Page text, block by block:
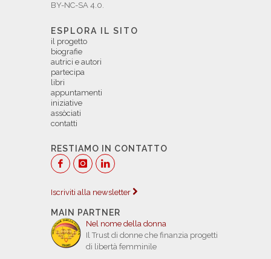
BY-NC-SA 4.0.
ESPLORA IL SITO
il progetto
biografie
autrici e autori
partecipa
libri
appuntamenti
iniziative
assòciati
contatti
RESTIAMO IN CONTATTO
Iscriviti alla newsletter
MAIN PARTNER
Nel nome della donna
Il Trust di donne che finanzia progetti
di libertà femminile